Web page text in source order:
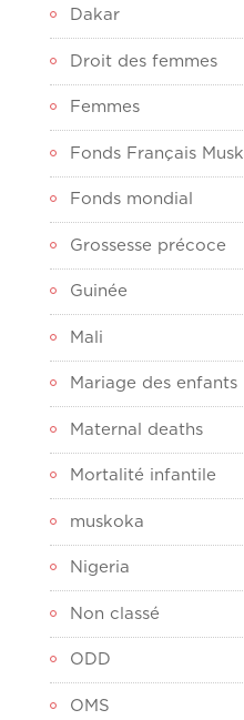
Dakar
Droit des femmes
Femmes
Fonds Français
Fonds mondial
Grossesse précoce
Guinée
Mali
Mariage des enfants
Maternal deaths
Mortalité infantile
muskoka
Nigeria
Non classé
ODD
OMS